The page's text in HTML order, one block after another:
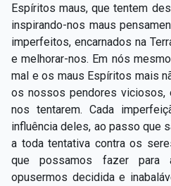
Espíritos maus, que tentem
inspirando-nos maus
imperfeitos, encarnados na
e melhorar-nos. Em nós
mal e os maus Espíritos mais
os nossos pendores viciosos,
nos tentarem. Cada
influência deles, ao passo que
a toda tentativa contra os
que possamos fazer para
opusermos decidida e